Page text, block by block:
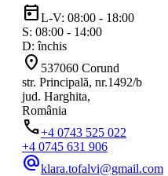
todayL-V: 08:00 - 18:00
S: 08:00 - 14:00
D: închis
location_on 537060 Corund
str. Principală, nr.1492/b
jud. Harghita,
România
phone+4 0743 525 022
+4 0745 631 906
alternate_emailklara.tofalvi@gmail.com